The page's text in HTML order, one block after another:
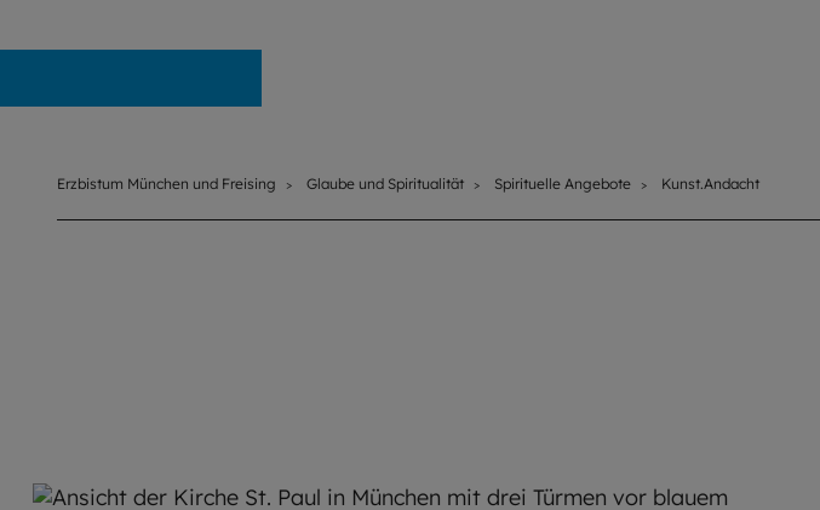
Erzbistum München und Freising Glaube und Spiritualität Spirituelle Angebote Kunst.Andacht